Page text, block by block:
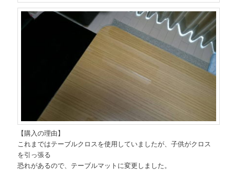
【購入の理由】
これまではテーブルクロスを使用していましたが、子供がクロス
を引っ張る
恐れがあるので、テーブルマットに変更しました。